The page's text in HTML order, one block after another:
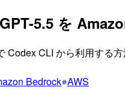
5.5 を
Codex CLI から利用す
Bedrock AWS